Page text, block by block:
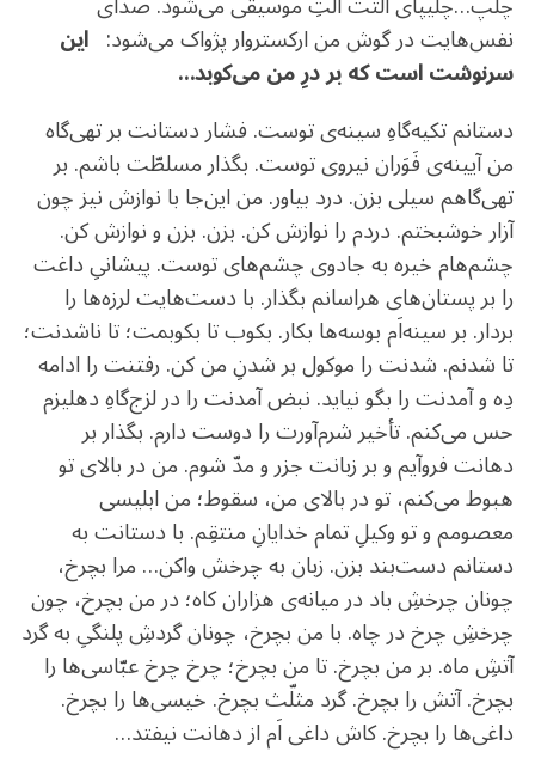
نفس‌هایت در گوش من ارکستروار پژواک می‌شود: این
سرنوشت است که بر درِ من می‌کوبد…
دستانم تکیه‌گاهِ سینه‌ی توست. فشار دستانت بر تهی‌گاه
من آیینه‌ی فَوَران نیروی توست. بگذار مسلطّت باشم. بر
تهی‌گاهم سیلی بزن. درد بیاور. من این‌جا با نوازش نیز چون
آزار خوشبختم. دردم را نوازش کن. بزن. بزن و نوازش کن.
چشم‌هام خیره به جادوی چشم‌های توست. پیشانیِ داغت
را بر پستان‌های هراسانم بگذار. با دست‌هایت لرزه‌ها را
بردار. بر سینه‌‌اَم بوسه‌ها بکار. بکوب تا بکوبمت؛ تا ناشدنت؛
تا شدنم. شدنت‌ را موکول بر شدنِ من کن. رفتنت را ادامه
دِه و ‌آمدنت را بگو نیاید. نبض ‌آمدنت را در لزج‌گاهِ دهلیزم
حس می‌کنم. تأخیر شرم‌آورت را دوست دارم. بگذار بر
دهانت فروآیم و بر زبانت جزر‌ و‌ مدّ شوم. من در بالای تو
هبوط می‌کنم، تو در بالای من، سقوط؛ من ابلیسی
معصومم و تو وکیلِ تمام خدایانِ منتقِم. با دستانت به
دستانم دست‌بند بزن.‌ زبان به چرخش واکن… مرا بچرخ،
چونان چرخشِ باد در میانه‌ی هزاران کاه؛ در من بچرخ، چون
چرخشِ چرخ در چاه. با من بچرخ، چونان گردشِ پلنگیِ به گرد
آتشِ ماه. بر من بچرخ. تا من بچرخ؛ چرخ‌ چرخ‌ عبّاسی‌ها را
بچرخ. آتش را بچرخ. گرد مثلّث بچرخ. خیسی‌ها را بچرخ.
داغی‌ها را بچرخ. کاش داغی اَم از دهانت نیفتد…
S
e
a
r
c
h
f
o
r